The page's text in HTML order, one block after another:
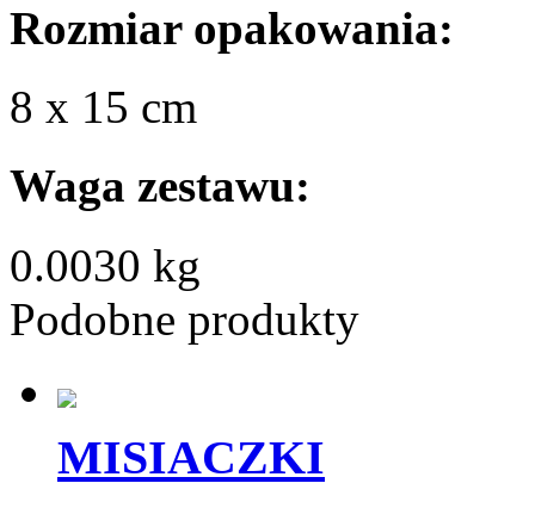
Rozmiar opakowania:
8 x 15 cm
Waga zestawu:
0.0030 kg
Podobne produkty
MISIACZKI